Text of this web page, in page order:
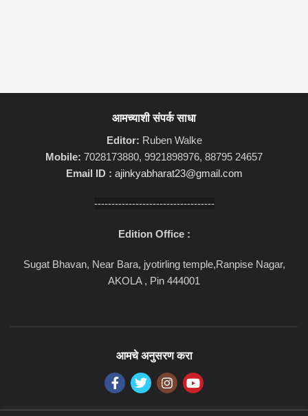
आमच्याशी संपर्क साधा
Editor: Ruben Walke
Mobile: 7028173880, 9921898976, 88795 24657
Email ID : ajinkyabharat23@gmail.com
-----------------------------------
Edition Office :
Sugat Bhavan, Near Bara, jyotirling temple,Ranpise Nagar,
AKOLA , Pin 444001
आमचे अनुसरण करा